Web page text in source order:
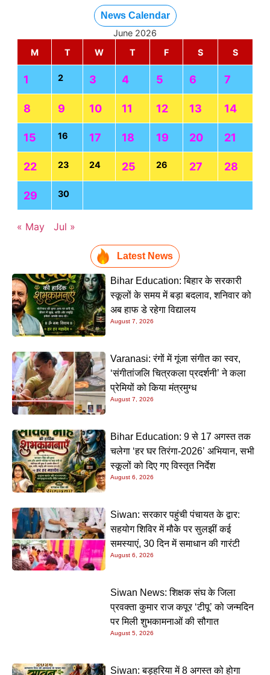
News Calendar
June 2026
M
T W T F S S
1 2 3 4 5 6 7
8 9 10 11 12 13 14
15 16 17 18 19 20 21
22 23 24 25 26 27 28
29 30
« May Jul »
Latest News
Bihar Education: बिहार के सरकारी
स्कूलों के समय में बड़ा बदलाव, शनिवार को
अब हाफ डे रहेगा विद्यालय
August 7, 2026
Varanasi: रंगों में गूंजा संगीत का स्वर,
‘संगीतांजलि चित्रकला प्रदर्शनी’ ने कला
प्रेमियों को किया मंत्रमुग्ध
August 7, 2026
Bihar Education: 9 से 17 अगस्त तक
चलेगा ‘हर घर तिरंगा-2026’ अभियान, सभी
स्कूलों को दिए गए विस्तृत निर्देश
August 6, 2026
Siwan: सरकार पहुंची पंचायत के द्वार:
सहयोग शिविर में मौके पर सुलझीं कई
समस्याएं, 30 दिन में समाधान की गारंटी
August 6, 2026
Siwan News: शिक्षक संघ के जिला
प्रवक्ता कुमार राज कपूर ‘टीपू’ को जन्मदिन
पर मिली शुभकामनाओं की सौगात
August 5, 2026
Siwan: बड़हरिया में 8 अगस्त को होगा